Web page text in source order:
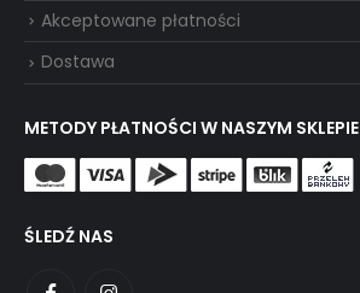
Akceptowane płatności
Dostawa
METODY PŁATNOŚCI W NASZYM SKLEPIE
ŚLEDŹ NAS